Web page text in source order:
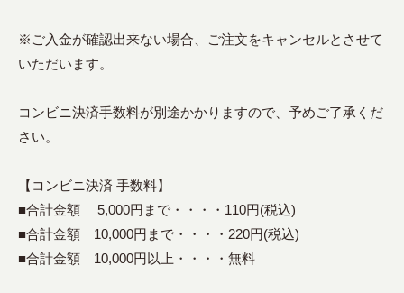
※ご入金が確認出来ない場合、ご注文をキャンセルとさせて
いただいます。
コンビニ決済手数料が別途かかりますので、予めご了承くだ
さい。
【コンビニ決済 手数料】
■合計金額 5,000円まで・・・・110円(税込)
■合計金額 10,000円まで・・・・220円(税込)
■合計金額 10,000円以上・・・・無料